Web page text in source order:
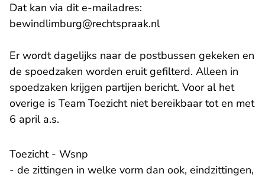
Dat kan via dit e-mailadres:
bewindlimburg@rechtspraak.nl- U verlaat
Er wordt dagelijks naar de postbussen gekeken en
de spoedzaken worden eruit gefilterd. Alleen in
spoedzaken krijgen partijen bericht. Voor al het
overige is Team Toezicht niet bereikbaar tot en met
6 april a.s.
Toezicht - Wsnp
- de zittingen in welke vorm dan ook, eindzittingen,